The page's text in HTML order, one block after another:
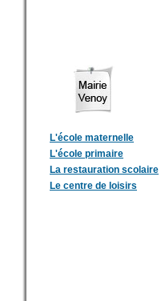
L'école maternelle
L'école primaire
La restauration scolaire
Le centre de loisirs